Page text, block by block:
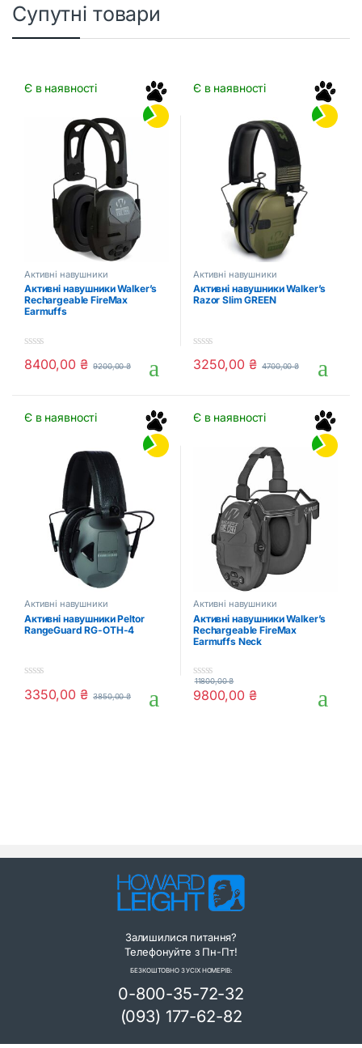
Супутні товари
Є в наявності
Активні навушники
Активні навушники Walker’s
Rechargeable FireMax
Earmuffs
0
o
f
5
8400,00 ₴ 9200,00₴
Є в наявності
Активні навушники
Активні навушники Walker’s
Razor Slim GREEN
0
o
f
5
3250,00 ₴ 4700,00₴
Є в наявності
Активні навушники
Активні навушники Peltor
RangeGuard RG-OTH-4
0
o
3350,00 ₴ 3850,00₴
Є в наявності
Активні навушники
Активні навушники Walker’s
Rechargeable FireMax
Earmuffs Neck
0
o
9800,00 ₴
11800,00₴
Залишилися питання?
Телефонуйте з Пн-Пт!
БЕЗКОШТОВНО З УСІХ НОМЕРІВ:
0-800-35-72-32
(093) 177-62-82